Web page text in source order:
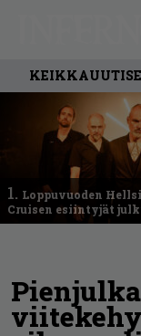
1. Loppuvuoden
Cruisen esiintyjät